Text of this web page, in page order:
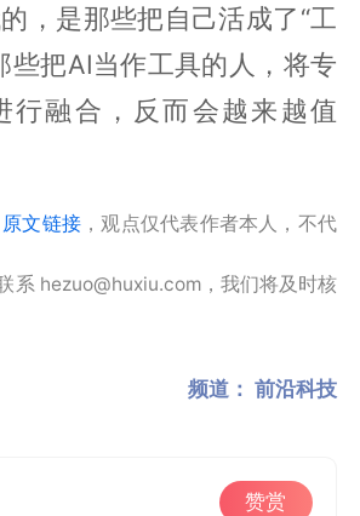
，是那些把自己活成了“工
些把AI当作工具的人，将专
行融合，反而会越来越值
原文链接 ，观点仅代表作者本人，不代
系 hezuo@huxiu.com，我们将及时核
频道： 前沿科技
赞赏